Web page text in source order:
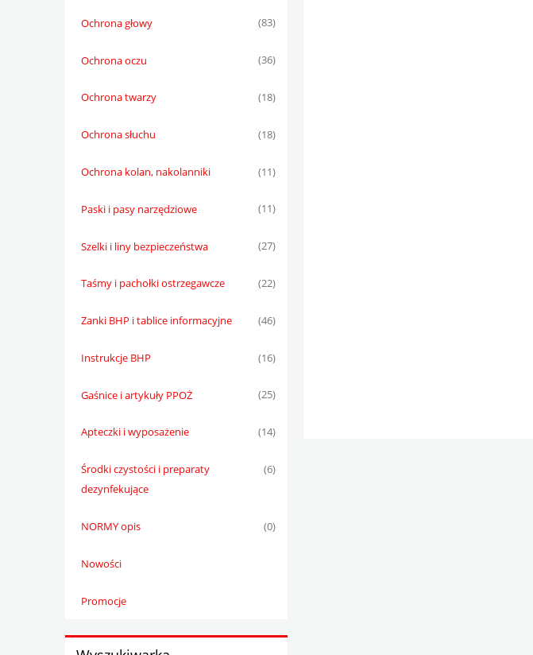
Ochrona głowy (83)
Ochrona oczu (36)
Ochrona twarzy (18)
Ochrona słuchu (18)
Ochrona kolan, nakolanniki (11)
Paski i pasy narzędziowe (11)
Szelki i liny bezpieczeństwa (27)
Taśmy i pachołki ostrzegawcze (22)
Zanki BHP i tablice informacyjne (46)
Instrukcje BHP (16)
Gaśnice i artykuły PPOŻ (25)
Apteczki i wyposażenie (14)
Środki czystości i preparaty
dezynfekujące
(6)
NORMY opis (0)
Nowości
Promocje